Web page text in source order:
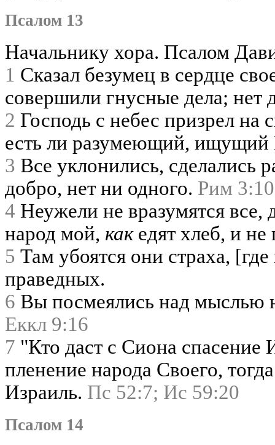
Псалом 13
Начальнику хора. Псалом
1 Сказал безумец в сердце
совершили гнусные дела;
2 Господь с небес призрел на
есть ли разумеющий, ищущий
3 Все уклонились, сделались
добро, нет ни одного. Рим 3:10
4 Неужели не вразумятся
народ мой, какедят хлеб, и
5 Там убоятся они страха,
праведных.
6 Вы посмеялись над мыслью
Еккл 9:16
7 "Кто даст с Сиона спасение
пленение народа Своего,
Израиль. Пс 52:7; Ис 59:20
Псалом 14